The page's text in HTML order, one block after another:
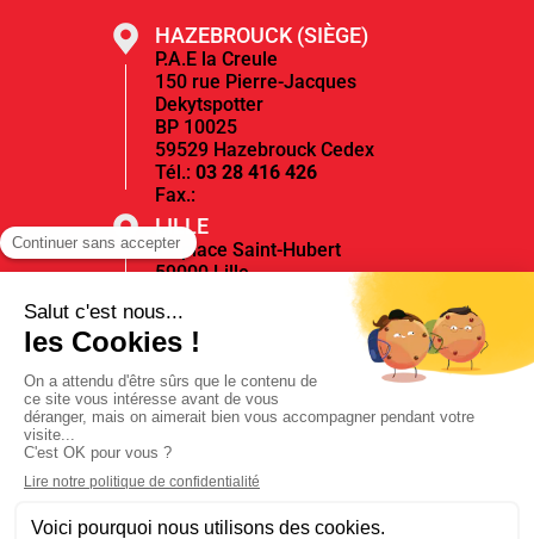
HAZEBROUCK (SIÈGE)
P.A.E la Creule
150 rue Pierre-Jacques
Dekytspotter
BP 10025
59529 Hazebrouck Cedex
Tél.: 03 28 416 426
Fax.:
LILLE
12 place Saint-Hubert
59000 Lille
Tél.:03 59 560 927
Fax.:
Un besoin spécifique ?
Contactez-nous
03 28 416 426